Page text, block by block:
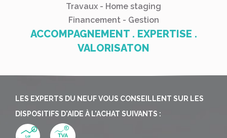
Travaux - Home staging
Financement - Gestion
ACCOMPAGNEMENT . EXPERTISE .
VALORISATON
LES EXPERTS DU NEUF VOUS CONSEILLENT SUR LES
DISPOSITIFS D'AIDE À L'ACHAT SUIVANTS :